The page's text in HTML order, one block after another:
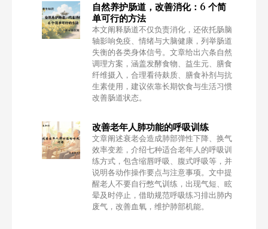
自然养护肠道，改善消化：6 个简
单可行的方法
本文阐释肠道不仅负责消化，还依托肠脑
轴影响免疫、情绪与大脑健康，列举肠道
失衡的各类身体信号。文章给出六条自然
调理方案，涵盖发酵食物、益生元、膳食
纤维摄入，合理看待麸质、膳食补剂与抗
生素使用，建议依靠长期饮食与生活习惯
改善肠道状态。
改善老年人肺功能的呼吸训练
文章阐述衰老会造成肺部弹性下降、换气
效率变差，介绍七种适合老年人的呼吸训
练方式，包含缩唇呼吸、腹式呼吸等，并
说明各动作操作要点与注意事项。文中提
醒老人不要自行憋气训练，出现气短、眩
晕及时停止，借助规范呼吸练习排出肺内
废气，改善血氧，维护肺部机能。